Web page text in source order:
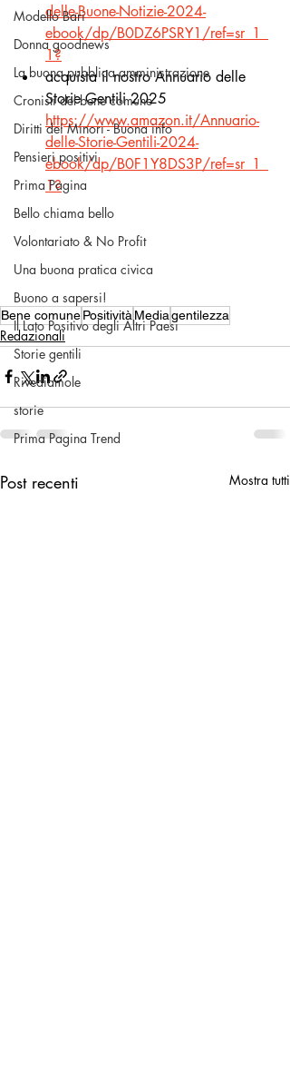
Modello Bari
Donna goodnews
La buona pubblica amministrazione
Cronisti del bene comune
Diritti dei Minori - Buona info
Pensieri positivi
Prima Pagina
Bello chiama bello
Volontariato & No Profit
Una buona pratica civica
Buono a sapersi!
Il Lato Positivo degli Altri Paesi
Storie gentili
Rivediamole
storie
Prima Pagina Trend
delle-Buone-Notizie-2024-
ebook/dp/B0DZ6PSRY1/ref=sr_1_
1?
acquista il nostro Annuario delle
Storie Gentili 2025
https://www.amazon.it/Annuario-
delle-Storie-Gentili-2024-
ebook/dp/B0F1Y8DS3P/ref=sr_1_
1?
Bene comunePositività Mediagentilezza
Redazionali
Post recenti Mostra tutti